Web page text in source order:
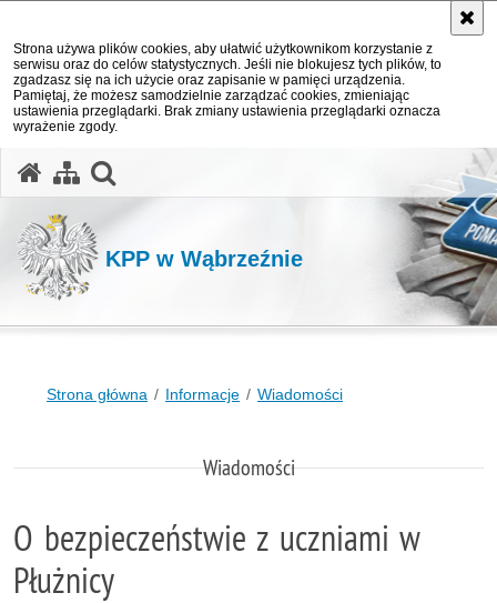
Strona używa plików cookies, aby ułatwić użytkownikom korzystanie z
serwisu oraz do celów statystycznych. Jeśli nie blokujesz tych plików, to
zgadzasz się na ich użycie oraz zapisanie w pamięci urządzenia.
Pamiętaj, że możesz samodzielnie zarządzać cookies, zmieniając
ustawienia przeglądarki. Brak zmiany ustawienia przeglądarki oznacza
wyrażenie zgody.
KPP w Wąbrzeźnie
Strona główna Informacje Wiadomości
Wiadomości
O bezpieczeństwie z uczniami w
Płużnicy